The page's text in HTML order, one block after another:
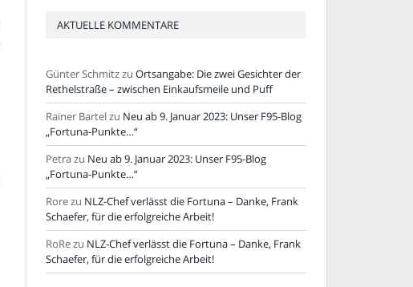
AKTUELLE KOMMENTARE
Günter Schmitzzu Ortsangabe: Die zwei Gesichter der
Rethelstraße – zwischen Einkaufsmeile und Puff
Rainer Bartelzu Neu ab 9. Januar 2023: Unser F95-Blog
„Fortuna-Punkte…“
Petrazu Neu ab 9. Januar 2023: Unser F95-Blog
„Fortuna-Punkte…“
Rorezu NLZ-Chef verlässt die Fortuna – Danke, Frank
Schaefer, für die erfolgreiche Arbeit!
RoRezu NLZ-Chef verlässt die Fortuna – Danke, Frank
Schaefer, für die erfolgreiche Arbeit!